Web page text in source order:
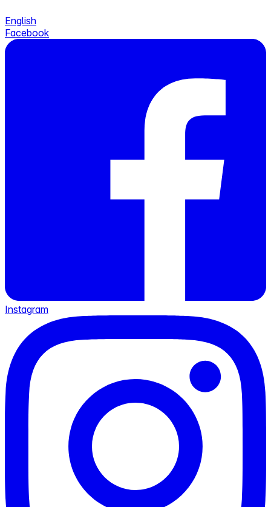
English
Facebook
Instagram